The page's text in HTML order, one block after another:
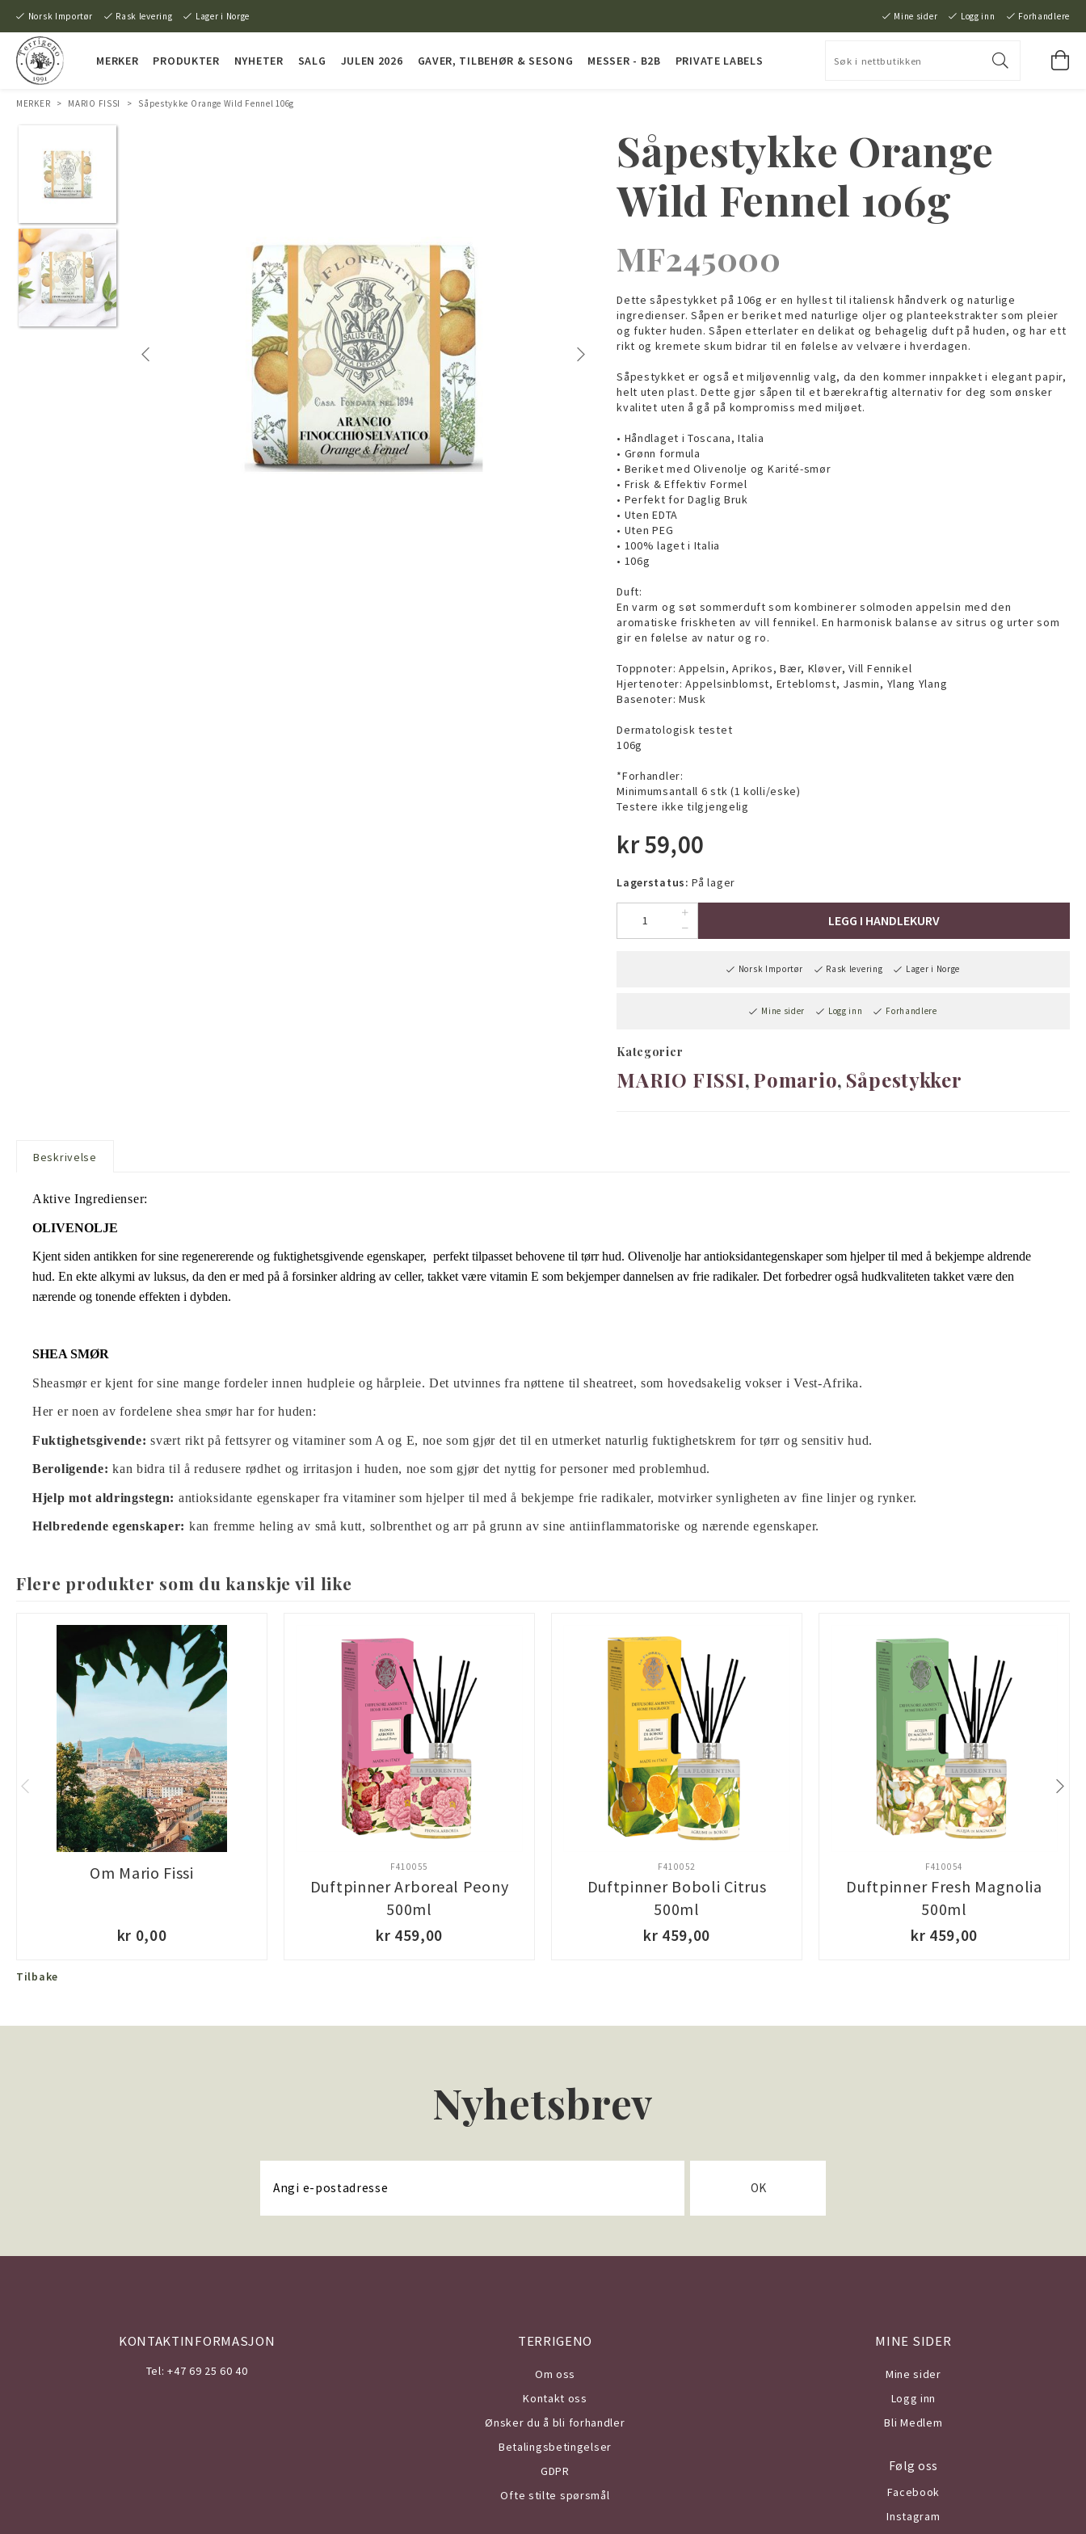
Norsk Importør Rask levering Lager i Norge Mine sider Logg inn Forhandlere
MERKER PRODUKTER NYHETER SALG JULEN 2026 GAVER, TILBEHØR & SESONG MESSER - B2B PRIVATE LABELS
MERKER > MARIO FISSI > Såpestykke Orange Wild Fennel 106g
Såpestykke Orange
Wild Fennel 106g
MF245000
Dette såpestykket på 106g er en hyllest til italiensk håndverk og naturlige
ingredienser. Såpen er beriket med naturlige oljer og planteekstrakter som pleier
og fukter huden. Såpen etterlater en delikat og behagelig duft på huden, og har ett
rikt og kremete skum bidrar til en følelse av velvære i hverdagen.
Såpestykket er også et miljøvennlig valg, da den kommer innpakket i elegant papir,
helt uten plast. Dette gjør såpen til et bærekraftig alternativ for deg som ønsker
kvalitet uten å gå på kompromiss med miljøet.
• Håndlaget i Toscana, Italia
• Grønn formula
• Beriket med Olivenolje og Karité-smør
• Frisk & Effektiv Formel
• Perfekt for Daglig Bruk
• Uten EDTA
• Uten PEG
• 100% laget i Italia
• 106g
Duft:
En varm og søt sommerduft som kombinerer solmoden appelsin med den
aromatiske friskheten av vill fennikel. En harmonisk balanse av sitrus og urter som
gir en følelse av natur og ro.
Toppnoter: Appelsin, Aprikos, Bær, Kløver, Vill Fennikel
Hjertenoter: Appelsinblomst, Erteblomst, Jasmin, Ylang Ylang
Basenoter: Musk
Dermatologisk testet
106g
*Forhandler:
Minimumsantall 6 stk (1 kolli/eske)
Testere ikke tilgjengelig
kr59,00
Lagerstatus: På lager
LEGG I HANDLEKURV
Norsk Importør Rask levering Lager i Norge
Mine sider Logg inn Forhandlere
Kategorier
MARIO FISSI Pomario Såpestykker
Beskrivelse
Aktive Ingredienser:
OLIVENOLJE
Kjent siden antikken for sine regenererende og fuktighetsgivende egenskaper, perfekt tilpasset behovene til tørr hud. Olivenolje har antioksidantegenskaper som hjelper til med å bekjempe aldrende
hud. En ekte alkymi av luksus, da den er med på å forsinker aldring av celler, takket være vitamin E som bekjemper dannelsen av frie radikaler. Det forbedrer også hudkvaliteten takket være den
nærende og tonende effekten i dybden.
SHEA SMØR
Sheasmør er kjent for sine mange fordeler innen hudpleie og hårpleie. Det utvinnes fra nøttene til sheatreet, som hovedsakelig vokser i Vest-Afrika.
Her er noen av fordelene shea smør har for huden:
Fuktighetsgivende: svært rikt på fettsyrer og vitaminer som A og E, noe som gjør det til en utmerket naturlig fuktighetskrem for tørr og sensitiv hud.
Beroligende: kan bidra til å redusere rødhet og irritasjon i huden, noe som gjør det nyttig for personer med problemhud.
Hjelp mot aldringstegn: antioksidante egenskaper fra vitaminer som hjelper til med å bekjempe frie radikaler, motvirker synligheten av fine linjer og rynker.
Helbredende egenskaper: kan fremme heling av små kutt, solbrenthet og arr på grunn av sine antiinflammatoriske og nærende egenskaper.
Flere produkter som du kanskje vil like
Om Mario Fissi
kr 0,00
Duftpinner Arboreal Peony
500ml
F410055
kr 459,00
Duftpinner Boboli Citrus
500ml
F410052
kr 459,00
Duftpinner Fresh Magnolia
500ml
F410054
kr 459,00
Tilbake
Nyhetsbrev
OK
KONTAKTINFORMASJON
Tel: +47 69 25 60 40
TERRIGENO
Om oss
Kontakt oss
Ønsker du å bli forhandler
Betalingsbetingelser
GDPR
Ofte stilte spørsmål
MINE SIDER
Mine sider
Logg inn
Bli Medlem
Følg oss
Facebook
Instagram